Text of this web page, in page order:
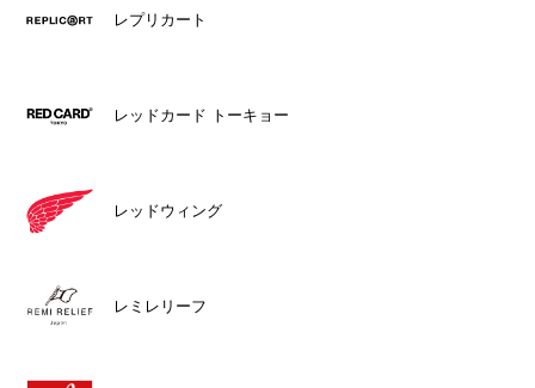
レプリカート
レッドカード トーキョー
レッドウィング
レミレリーフ